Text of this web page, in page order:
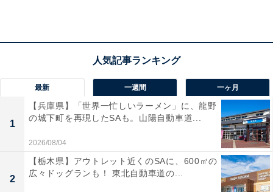
「市原温泉 湯楽の里」の口コミは？
最新 一週間 一ヶ月
1
【兵庫県】「世界一忙しいラーメン」に、龍野
の城下町を再現したSAも。山陽自動車道...
2026/08/04
2
【栃木県】アウトレット近くのSAに、600㎡の
広々ドッグランも！ 東北自動車道の...